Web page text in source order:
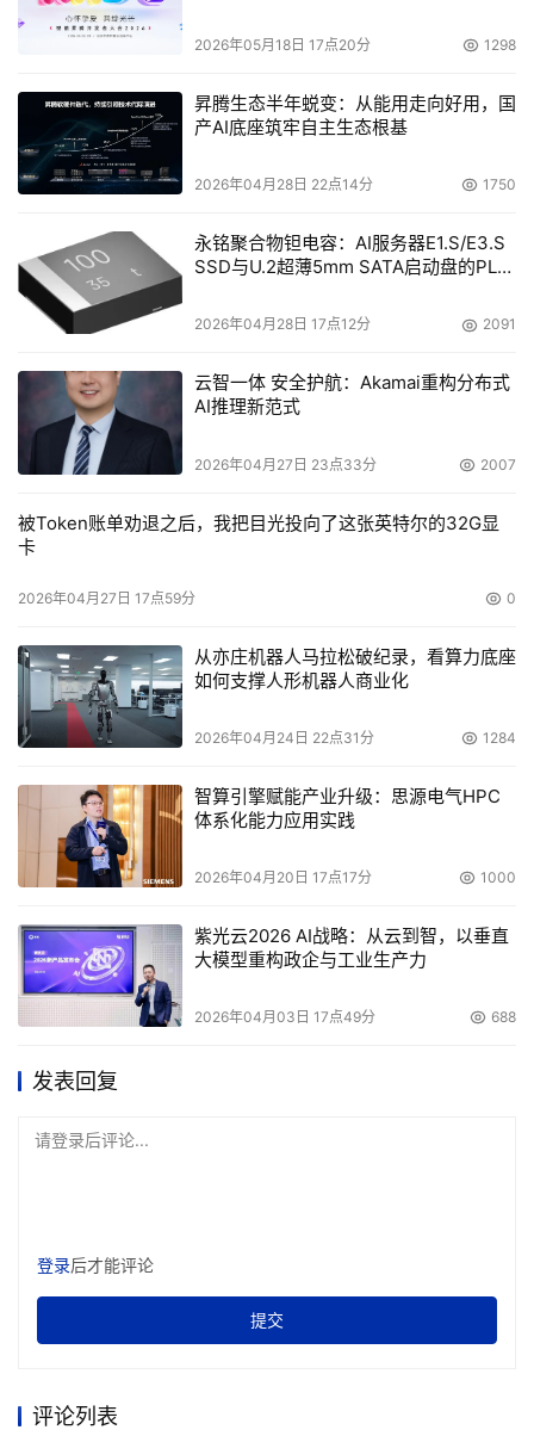
2026年05月18日 17点20分 1298
昇腾生态半年蜕变：从能用走向好用，国
产AI底座筑牢自主生态根基
2026年04月28日 22点14分 1750
永铭聚合物钽电容：AI服务器E1.S/E3.S
SSD与U.2超薄5mm SATA启动盘的PLP
2026年04月28日 17点12分 2091
云智一体 安全护航：Akamai重构分布式
AI推理新范式
2026年04月27日 23点33分 2007
被Token账单劝退之后，我把目光投向了这张英特尔的32G显
卡
2026年04月27日 17点59分 0
从亦庄机器人马拉松破纪录，看算力底座
如何支撑人形机器人商业化
2026年04月24日 22点31分 1284
智算引擎赋能产业升级：思源电气HPC
体系化能力应用实践
2026年04月20日 17点17分 1000
紫光云2026 AI战略：从云到智，以垂直
大模型重构政企与工业生产力
2026年04月03日 17点49分 688
发表回复
请登录后评论...
登录后才能评论
提交
评论列表